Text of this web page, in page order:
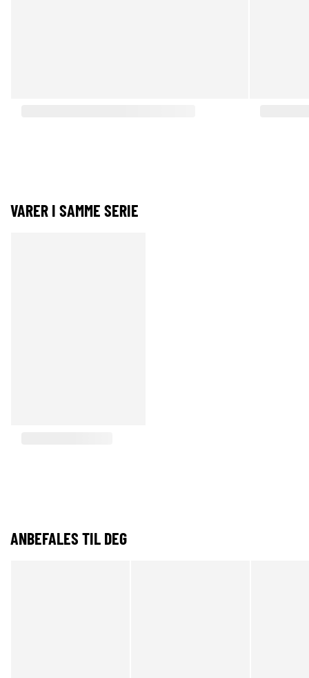
VARER I SAMME SERIE
ANBEFALES TIL DEG